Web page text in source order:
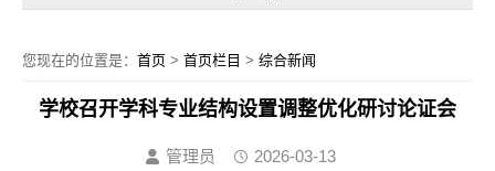
您现在的位置是： 首页 > 首页栏目 > 综合新闻
学校召开学科专业结构设置调整优化研讨论证会
管理员 2026-03-13